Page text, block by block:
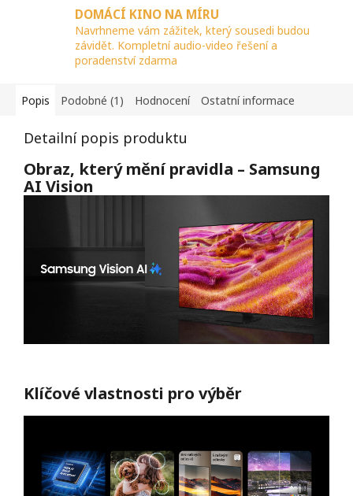
DOMÁCÍ KINO NA MÍRU
Navrhneme vám zážitek, který sousedi budou
závidět. Kompletní audio-video řešení a
poradenství zdarma
Popis Podobné (1) Hodnocení Ostatní informace
Detailní popis produktu
Obraz, který mění pravidla – Samsung
AI Vision
Klíčové vlastnosti pro výběr